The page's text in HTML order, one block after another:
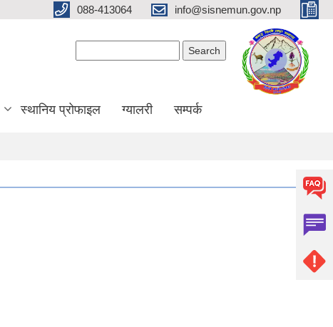
088-413064 info@sisnemun.gov.np
स्थानिय प्रोफाइल ग्यालरी सम्पर्क